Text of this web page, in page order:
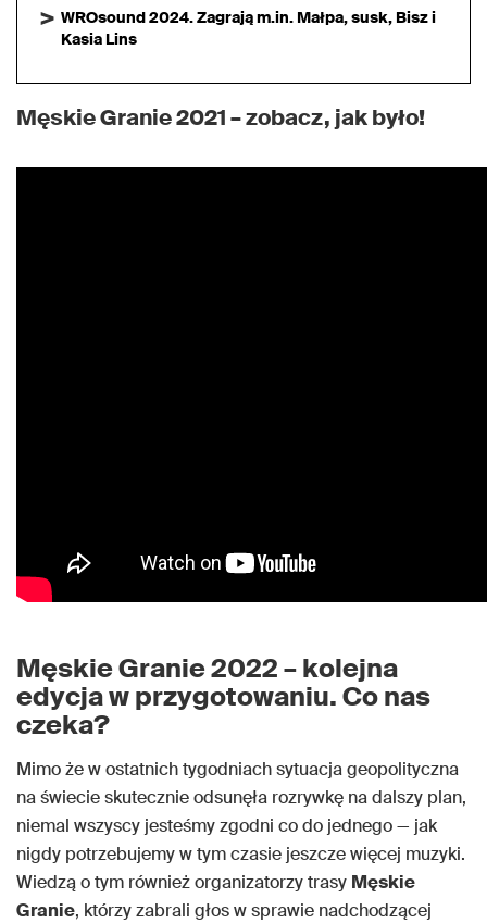
WROsound 2024. Zagrają m.in. Małpa, susk, Bisz i
Kasia Lins
Męskie Granie 2021 – zobacz, jak było!
Męskie Granie 2022 – kolejna
edycja w przygotowaniu. Co nas
czeka?
Mimo że w ostatnich tygodniach sytuacja geopolityczna
na świecie skutecznie odsunęła rozrywkę na dalszy plan,
niemal wszyscy jesteśmy zgodni co do jednego — jak
nigdy potrzebujemy w tym czasie jeszcze więcej muzyki.
Wiedzą o tym również organizatorzy trasy Męskie
Granie, którzy zabrali głos w sprawie nadchodzącej